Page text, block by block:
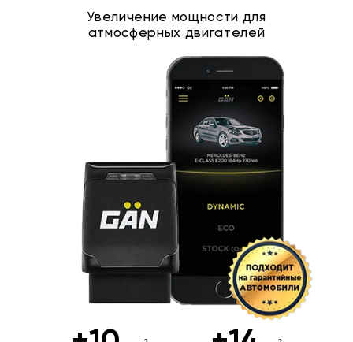
Увеличение мощности для
атмосферных двигателей